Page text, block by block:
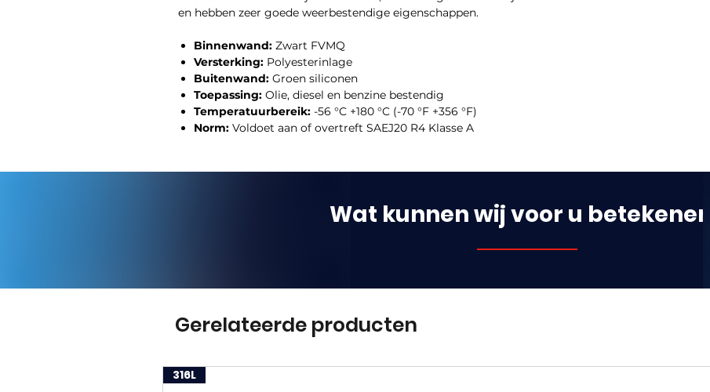
en hebben zeer goede weerbestendige eigenschappen.
Binnenwand: Zwart FVMQ
Versterking: Polyesterinlage
Buitenwand: Groen siliconen
Toepassing: Olie, diesel en benzine bestendig
Temperatuurbereik: -56 °C +180 °C (-70 °F +356 °F)
Norm: Voldoet aan of overtreft SAEJ20 R4 Klasse A
Wat kunnen wij voor u betekenen?
Gerelateerde producten
316L